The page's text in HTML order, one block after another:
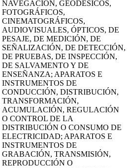
NAVEGACIÓN, GEODÉSICOS,
FOTOGRÁFICOS,
CINEMATOGRÁFICOS,
AUDIOVISUALES, ÓPTICOS, DE
PESAJE, DE MEDICIÓN, DE
SEÑALIZACIÓN, DE DETECCIÓN,
DE PRUEBAS, DE INSPECCIÓN,
DE SALVAMENTO Y DE
ENSEÑANZA; APARATOS E
INSTRUMENTOS DE
CONDUCCIÓN, DISTRIBUCIÓN,
TRANSFORMACIÓN,
ACUMULACIÓN, REGULACIÓN
O CONTROL DE LA
DISTRIBUCIÓN O CONSUMO DE
ELECTRICIDAD; APARATOS E
INSTRUMENTOS DE
GRABACIÓN, TRANSMISIÓN,
REPRODUCCIÓN O